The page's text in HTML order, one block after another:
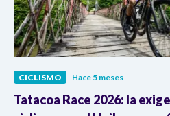
CICLISMO Hace 5 meses
Tatacoa Race 2026: la